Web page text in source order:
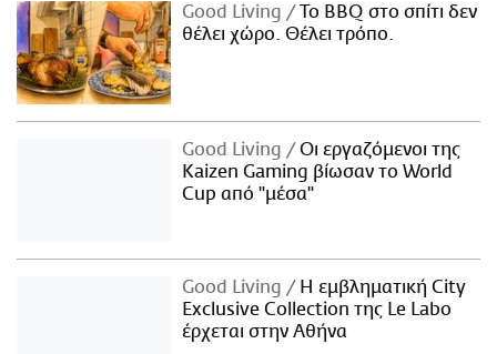
Good Living
Το BBQ στο σπίτι δεν
θέλει χώρο. Θέλει τρόπο.
Good Living
Οι εργαζόμενοι της
Kaizen Gaming βίωσαν το World
Cup από "μέσα"
Good Living
Η εμβληματική City
Exclusive Collection της Le Labo
έρχεται στην Αθήνα